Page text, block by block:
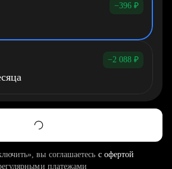
−396 ₽
−2 088 ₽
вы соглашаетесь с офертой
платежами